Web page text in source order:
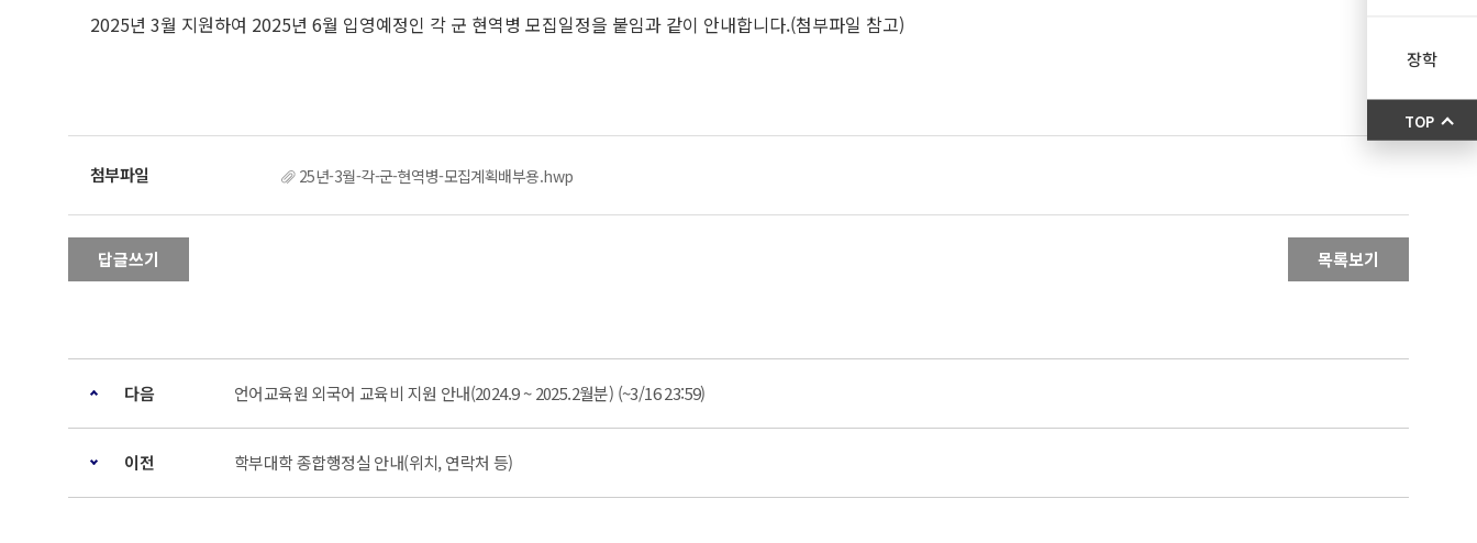
2025년 3월 지원하여 2025년 6월 입영예정인 각 군 현역병 모집일정을 붙임과 같이 안내합니다.(첨부파일 참고)
25년-3월-각-군-현역병-모집계획배부용.hwp
답글쓰기 목록보기
다음 언어교육원 외국어 교육비 지원 안내(2024.9 ~ 2025.2월분) (~3/16 23:59)
이전 학부대학 종합행정실 안내(위치, 연락처 등)
장학
TOP